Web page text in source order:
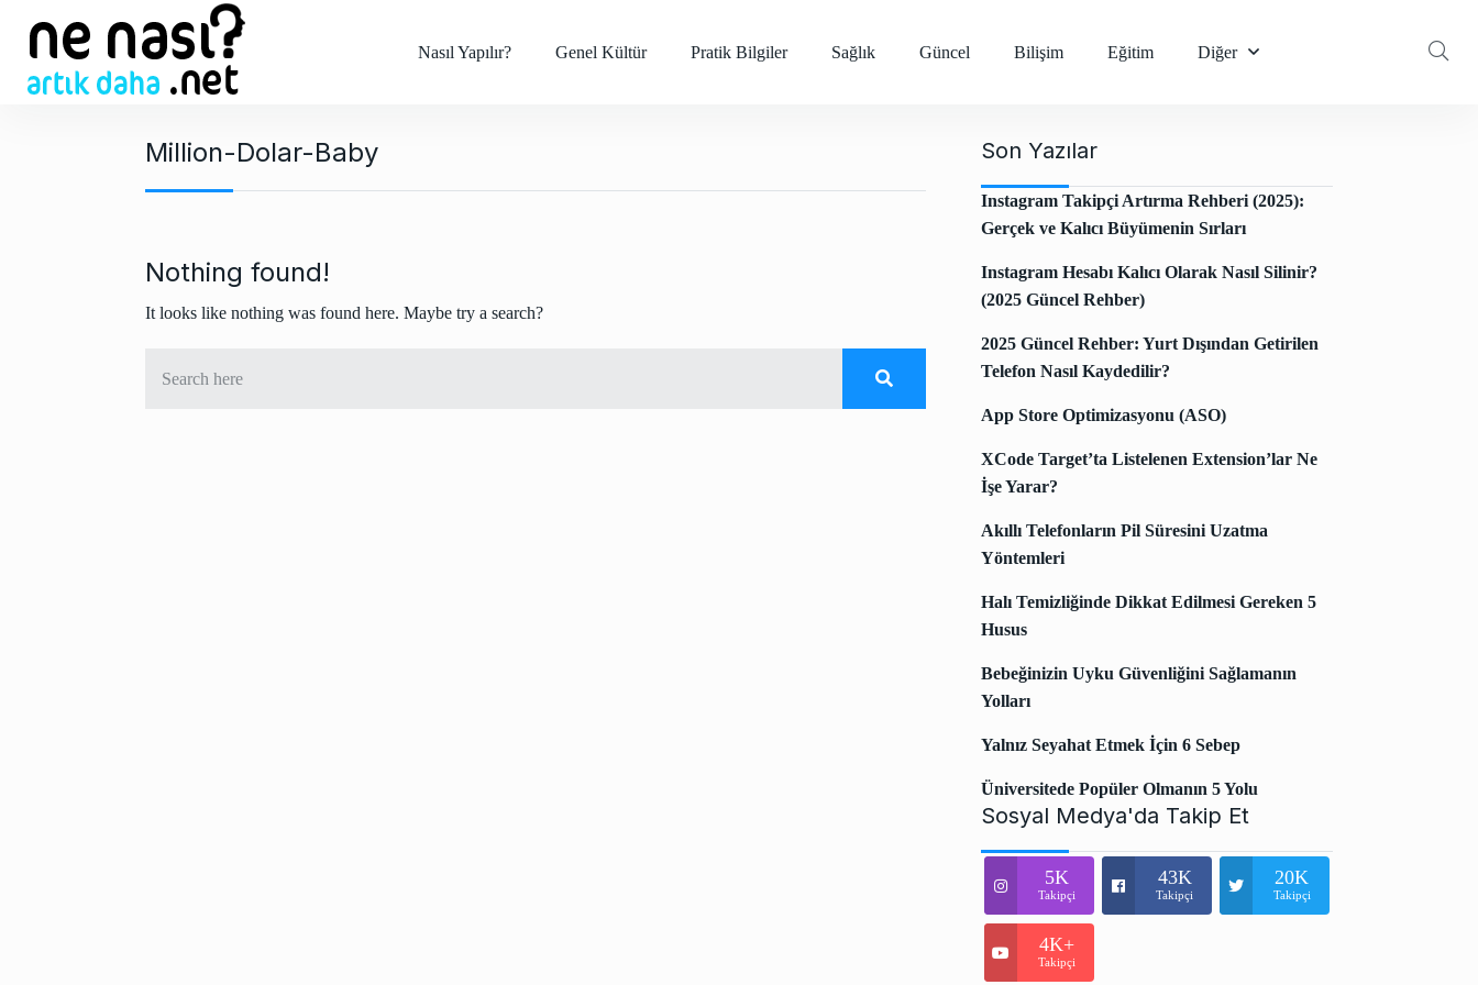
Nasıl Yapılır? Genel Kültür Pratik Bilgiler Sağlık Güncel Bilişim Eğitim Diğer
Million-Dolar-Baby
Nothing found!
It looks like nothing was found here. Maybe try a search?
Son Yazılar
Instagram Takipçi Artırma Rehberi (2025):
Gerçek ve Kalıcı Büyümenin Sırları
Instagram Hesabı Kalıcı Olarak Nasıl Silinir?
(2025 Güncel Rehber)
2025 Güncel Rehber: Yurt Dışından Getirilen
Telefon Nasıl Kaydedilir?
App Store Optimizasyonu (ASO)
XCode Target’ta Listelenen Extension’lar Ne
İşe Yarar?
Akıllı Telefonların Pil Süresini Uzatma
Yöntemleri
Halı Temizliğinde Dikkat Edilmesi Gereken 5
Husus
Bebeğinizin Uyku Güvenliğini Sağlamanın
Yolları
Yalnız Seyahat Etmek İçin 6 Sebep
Üniversitede Popüler Olmanın 5 Yolu
Sosyal Medya'da Takip Et
5K
Takipçi
43K
Takipçi
20K
Takipçi
4K+
Takipçi